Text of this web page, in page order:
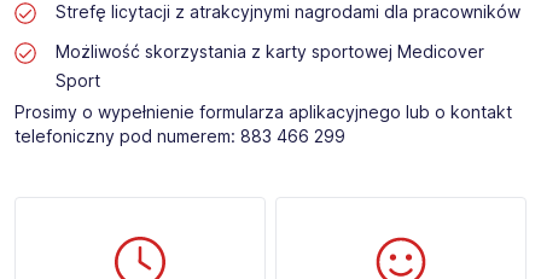
Strefę licytacji z atrakcyjnymi nagrodami dla pracowników
Możliwość skorzystania z karty sportowej Medicover
Sport
Prosimy o wypełnienie formularza aplikacyjnego lub o kontakt
telefoniczny pod numerem: 883 466 299​